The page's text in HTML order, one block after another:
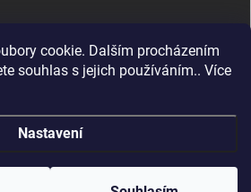
cookie. Dalším procházením
souhlas s jejich používáním.. Více
Nastavení
e-shopu Altevita.cz – pro
100% esenciální přírodní oleje a BIO potraviny
. Všechna práva vyhrazena.